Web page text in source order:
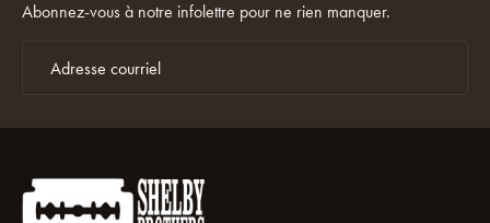
Abonnez-vous à notre infolettre pour ne rien manquer.